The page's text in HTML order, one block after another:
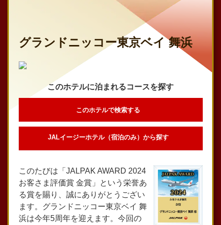
グランドニッコー東京ベイ 舞浜
このホテルに泊まれるコースを探す
このホテルで検索する
JALイージーホテル（宿泊のみ）から探す
このたびは「JALPAK AWARD 2024
お客さま評価賞 金賞」という栄誉あ
る賞を賜り、誠にありがとうござい
ます。グランドニッコー東京ベイ 舞
浜は今年5周年を迎えます。今回の